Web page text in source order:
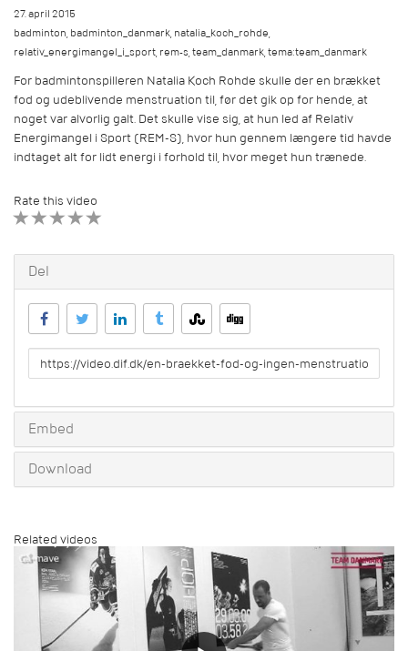
27. april 2015
badminton,badminton_danmark,natalia_koch_rohde,
relativ_energimangel_i_sport,rem-s,team_danmark,tema:team_danmark
For badmintonspilleren Natalia Koch Rohde skulle der en brækket
fod og udeblivende menstruation til, før det gik op for hende, at
noget var alvorlig galt. Det skulle vise sig, at hun led af Relativ
Energimangel i Sport (REM-S), hvor hun gennem længere tid havde
indtaget alt for lidt energi i forhold til, hvor meget hun trænede.
Rate this video
Del
URL
to
Embed
Download
Related videos